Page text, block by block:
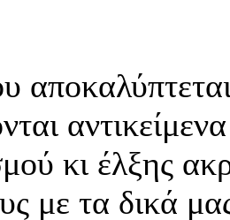
κι έλξης
με τα δικά